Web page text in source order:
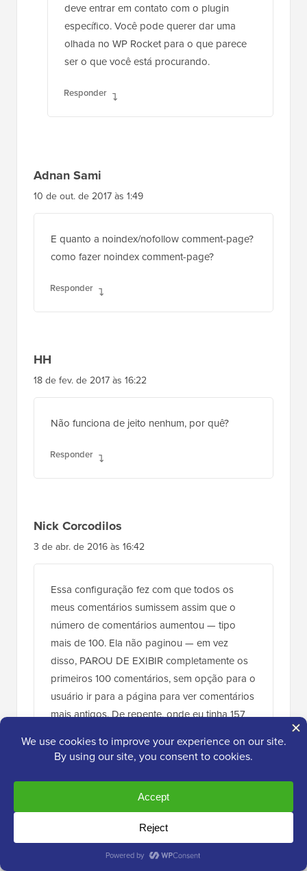
deve entrar em contato com o plugin
específico. Você pode querer dar uma
olhada no WP Rocket para o que parece
ser o que você está procurando.
Responder
Adnan Sami
10 de out. de 2017 às 1:49
E quanto a noindex/nofollow comment-page?
como fazer noindex comment-page?
Responder
HH
18 de fev. de 2017 às 16:22
Não funciona de jeito nenhum, por quê?
Responder
Nick Corcodilos
3 de abr. de 2016 às 16:42
Essa configuração fez com que todos os
meus comentários sumissem assim que o
número de comentários aumentou — tipo
mais de 100. Ela não paginou — em vez
disso, PAROU DE EXIBIR completamente os
primeiros 100 comentários, sem opção para o
usuário ir para a página para ver comentários
mais antigos. De repente, onde eu tinha 157
Comentários no topo), apenas 27 estavam
completamente e todos os meus comentários
Estou usando o WordPress 4.4.2. Este é um